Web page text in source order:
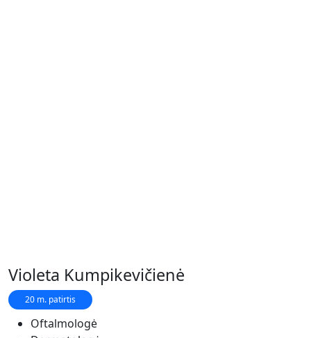
Violeta Kumpikevičienė
20 m. patirtis
Oftalmologė